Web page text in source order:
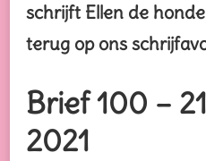
schrijft Ellen de
terug op ons
Brief 100 –
2021